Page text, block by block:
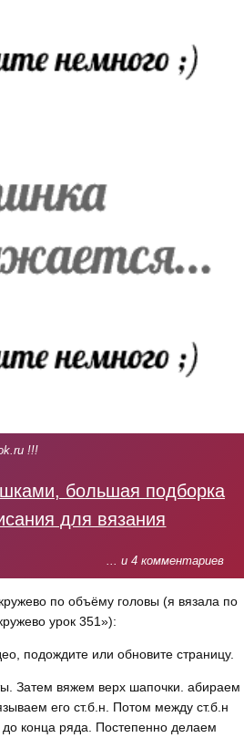
!!!
большая подборка
для вязания
... и 4 комментариев
по объёму головы (я вязала по
урок 351»):
подождите или обновите страницу.
Затем вяжем верх шапочки. абираем
его ст.б.н. Потом между ст.б.н
конца ряда. Постепенно делаем